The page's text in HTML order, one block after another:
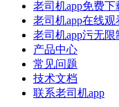
老司机app免费下
老司机app在线观
老司机app污无
产品中心
常见问题
技术文档
联系老司机app